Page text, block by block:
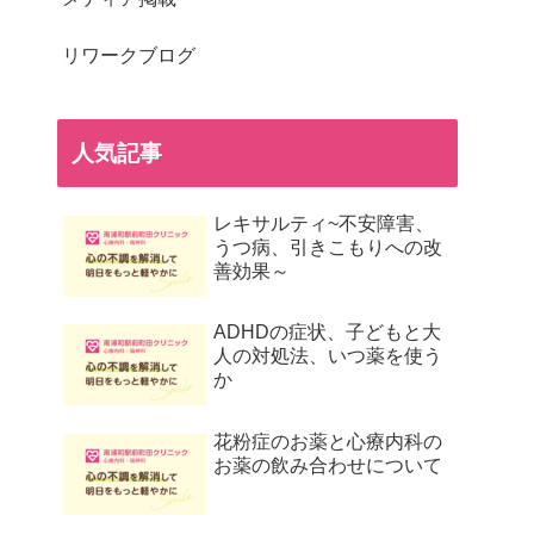
リワークブログ
人気記事
レキサルティ~不安障害、
うつ病、引きこもりへの改
善効果～
ADHDの症状、子どもと大
人の対処法、いつ薬を使う
か
花粉症のお薬と心療内科の
お薬の飲み合わせについて